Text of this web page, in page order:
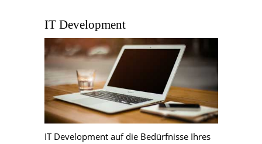
IT Development
IT Development auf die Bedürfnisse Ihres